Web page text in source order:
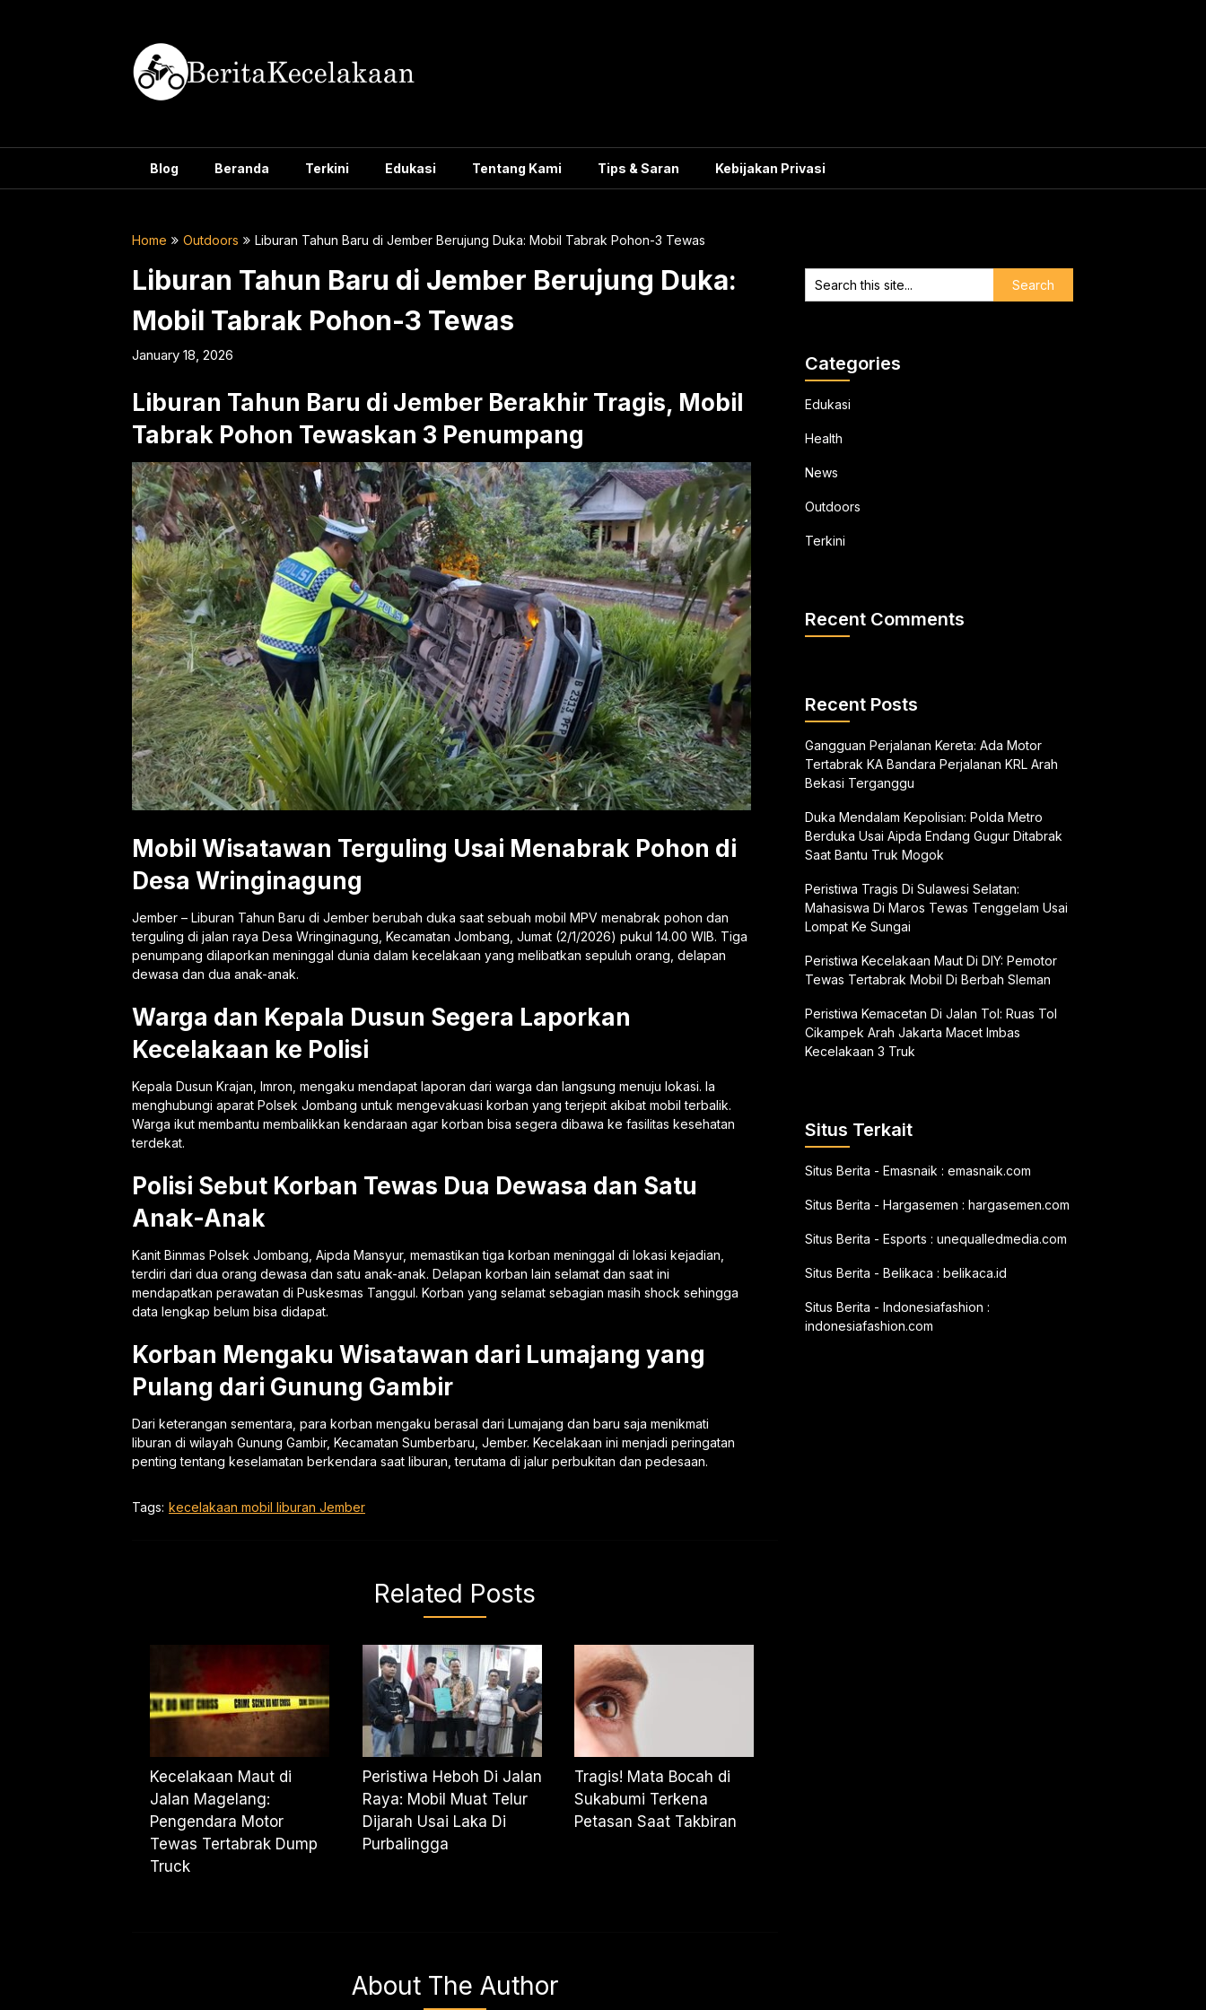
Blog Beranda Terkini Edukasi Tentang Kami Tips & Saran Kebijakan Privasi
Home Outdoors Liburan Tahun Baru di Jember Berujung Duka: Mobil Tabrak Pohon-3 Tewas
Liburan Tahun Baru di Jember Berujung Duka:
Mobil Tabrak Pohon-3 Tewas
January 18, 2026
Liburan Tahun Baru di Jember Berakhir Tragis, Mobil
Tabrak Pohon Tewaskan 3 Penumpang
Mobil Wisatawan Terguling Usai Menabrak Pohon di
Desa Wringinagung
Jember – Liburan Tahun Baru di Jember berubah duka saat sebuah mobil MPV menabrak pohon dan
terguling di jalan raya Desa Wringinagung, Kecamatan Jombang, Jumat (2/1/2026) pukul 14.00 WIB. Tiga
penumpang dilaporkan meninggal dunia dalam kecelakaan yang melibatkan sepuluh orang, delapan
dewasa dan dua anak-anak.
Warga dan Kepala Dusun Segera Laporkan
Kecelakaan ke Polisi
Kepala Dusun Krajan, Imron, mengaku mendapat laporan dari warga dan langsung menuju lokasi. Ia
menghubungi aparat Polsek Jombang untuk mengevakuasi korban yang terjepit akibat mobil terbalik.
Warga ikut membantu membalikkan kendaraan agar korban bisa segera dibawa ke fasilitas kesehatan
terdekat.
Polisi Sebut Korban Tewas Dua Dewasa dan Satu
Anak-Anak
Kanit Binmas Polsek Jombang, Aipda Mansyur, memastikan tiga korban meninggal di lokasi kejadian,
terdiri dari dua orang dewasa dan satu anak-anak. Delapan korban lain selamat dan saat ini
mendapatkan perawatan di Puskesmas Tanggul. Korban yang selamat sebagian masih shock sehingga
data lengkap belum bisa didapat.
Korban Mengaku Wisatawan dari Lumajang yang
Pulang dari Gunung Gambir
Dari keterangan sementara, para korban mengaku berasal dari Lumajang dan baru saja menikmati
liburan di wilayah Gunung Gambir, Kecamatan Sumberbaru, Jember. Kecelakaan ini menjadi peringatan
penting tentang keselamatan berkendara saat liburan, terutama di jalur perbukitan dan pedesaan.
Tags: kecelakaan mobil liburan Jember
Related Posts
Kecelakaan Maut di
Jalan Magelang:
Pengendara Motor
Tewas Tertabrak Dump
Truck
Peristiwa Heboh Di Jalan
Raya: Mobil Muat Telur
Dijarah Usai Laka Di
Purbalingga
Tragis! Mata Bocah di
Sukabumi Terkena
Petasan Saat Takbiran
About The Author
Categories
Edukasi
Health
News
Outdoors
Terkini
Recent Comments
Recent Posts
Gangguan Perjalanan Kereta: Ada Motor
Tertabrak KA Bandara Perjalanan KRL Arah
Bekasi Terganggu
Duka Mendalam Kepolisian: Polda Metro
Berduka Usai Aipda Endang Gugur Ditabrak
Saat Bantu Truk Mogok
Peristiwa Tragis Di Sulawesi Selatan:
Mahasiswa Di Maros Tewas Tenggelam Usai
Lompat Ke Sungai
Peristiwa Kecelakaan Maut Di DIY: Pemotor
Tewas Tertabrak Mobil Di Berbah Sleman
Peristiwa Kemacetan Di Jalan Tol: Ruas Tol
Cikampek Arah Jakarta Macet Imbas
Kecelakaan 3 Truk
Situs Terkait
Situs Berita - Emasnaik : emasnaik.com
Situs Berita - Hargasemen : hargasemen.com
Situs Berita - Esports : unequalledmedia.com
Situs Berita - Belikaca : belikaca.id
Situs Berita - Indonesiafashion :
indonesiafashion.com